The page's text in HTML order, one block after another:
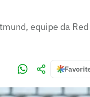
equipe da